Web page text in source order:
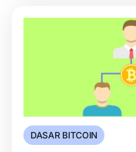
DASAR BITCOIN